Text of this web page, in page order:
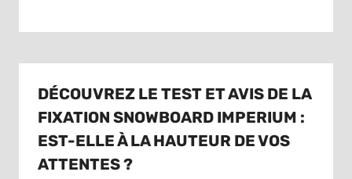
DÉCOUVREZ LE TEST ET AVIS DE LA
FIXATION SNOWBOARD IMPERIUM :
EST-ELLE À LA HAUTEUR DE VOS
ATTENTES ?